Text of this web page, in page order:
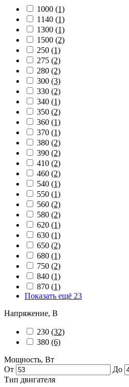
1000 (1)
1140 (1)
1300 (1)
1500 (2)
250 (1)
275 (2)
280 (2)
300 (3)
330 (2)
340 (1)
350 (2)
360 (1)
370 (1)
380 (2)
390 (2)
410 (2)
460 (2)
540 (1)
550 (1)
560 (2)
580 (2)
620 (1)
630 (1)
650 (2)
680 (1)
750 (2)
840 (1)
870 (1)
Показать ещё 23
Напряжение, В
230 (32)
380 (6)
Мощность, Вт
От
До
Тип двигателя